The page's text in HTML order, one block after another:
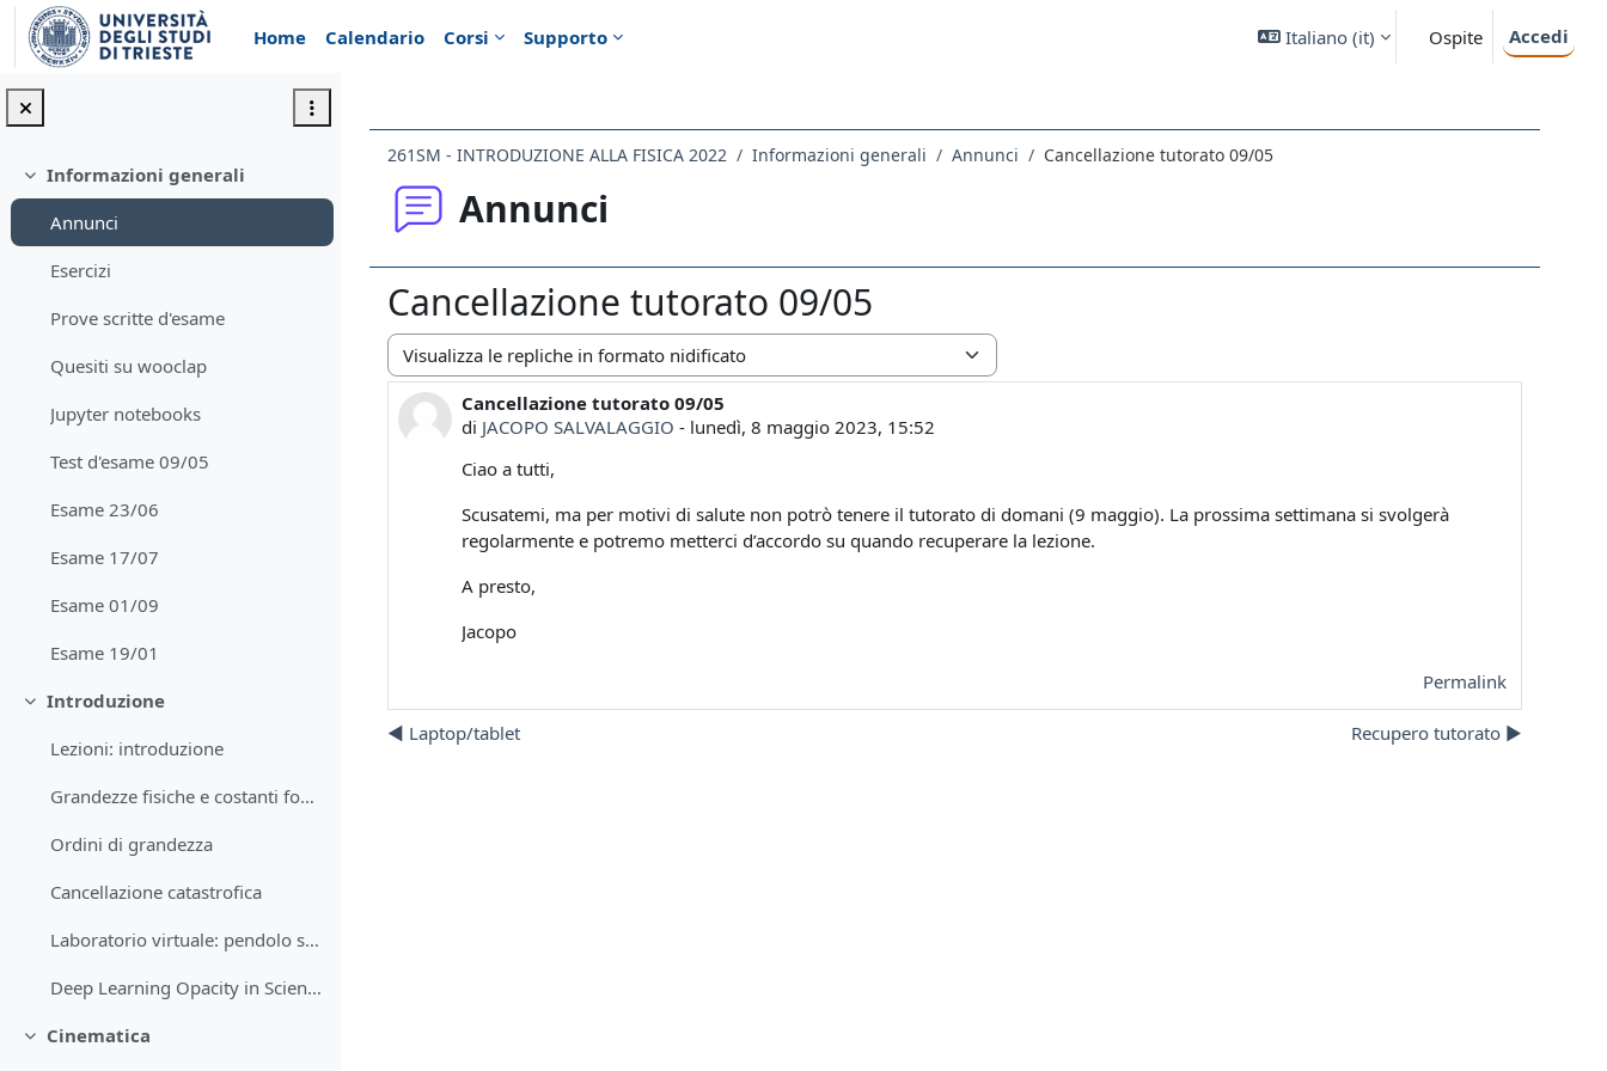
Vai al contenuto principale
Home
Calendario Corsi Supporto Italiano ‎(it)‎ Ospite Accedi
Minimizza
Informazioni generali
Annunci
Esercizi
Prove scritte d'esame
Quesiti su wooclap
Jupyter notebooks
Test d'esame 09/05
Esame 23/06
Esame 17/07
Esame 01/09
Esame 19/01
Minimizza
Introduzione
Lezioni: introduzione
Grandezze fisiche e costanti fondamentali
Ordini di grandezza
Cancellazione catastrofica
Laboratorio virtuale: pendolo semplice
Deep Learning Opacity in Scientific Discovery
Minimizza
Cinematica
261SM - INTRODUZIONE ALLA FISICA 2022 Informazioni generali Annunci Cancellazione tutorato 09/05
Annunci
Cancellazione tutorato 09/05
Modalità visualizzazione
Cancellazione tutorato 09/05
di JACOPO SALVALAGGIO - lunedì, 8 maggio 2023, 15:52
Numero di risposte: 0
Ciao a tutti,
Scusatemi, ma per motivi di salute non potrò tenere il tutorato di domani (9 maggio). La prossima settimana si svolgerà
regolarmente e potremo metterci d’accordo su quando recuperare la lezione.
A presto,
Jacopo
Permalink
◀︎ Laptop/tablet Recupero tutorato ▶︎